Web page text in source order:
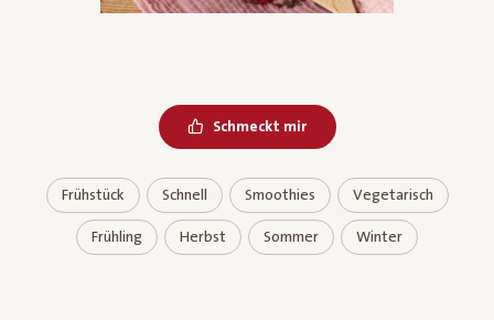
Schmeckt mir
Frühstück Schnell Smoothies Vegetarisch
Frühling Herbst Sommer Winter